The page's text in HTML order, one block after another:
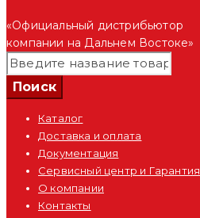
«Официальный дистрибьютор
компании на Дальнем Востоке»
Каталог
Доставка и оплата
Документация
Сервисный центр и Гарантия
О компании
Контакты